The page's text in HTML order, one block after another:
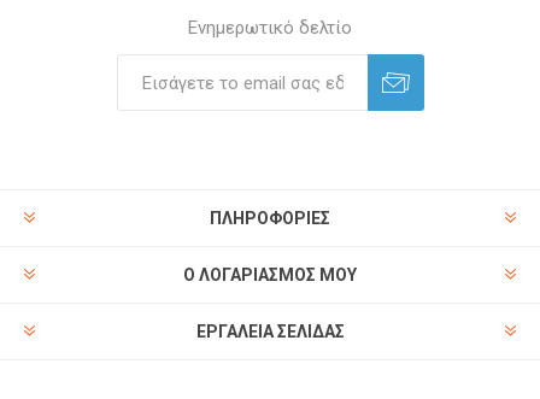
Ενημερωτικό δελτίο
ΠΛΗΡΟΦΟΡΊΕΣ
Ο ΛΟΓΑΡΙΑΣΜΌΣ ΜΟΥ
ΕΡΓΑΛΕΊΑ ΣΕΛΊΔΑΣ